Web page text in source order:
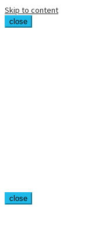
Skip to content
close
close